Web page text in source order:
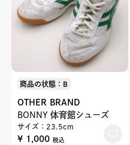
商品の状態：B
OTHER BRAND
BONNY 体育館シューズ
サイズ：23.5cm
¥ 1,000 税込